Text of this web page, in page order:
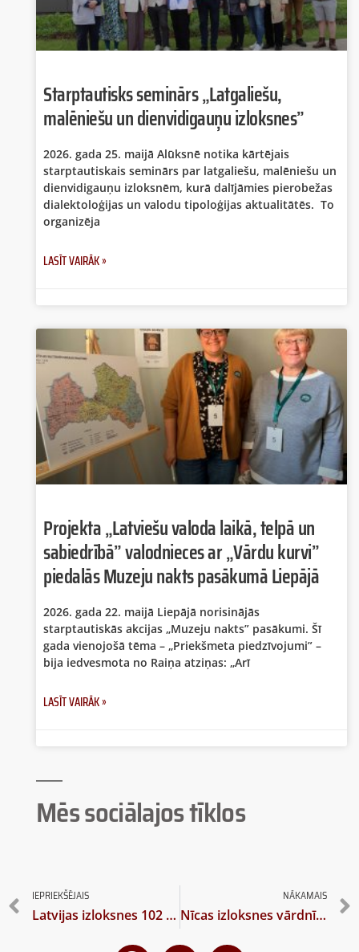
Starptautisks seminārs „Latgaliešu,
malēniešu un dienvidigauņu izloksnes”
2026. gada 25. maijā Alūksnē notika kārtējais
starptautiskais seminārs par latgaliešu, malēniešu un
dienvidigauņu izloksnēm, kurā dalījāmies pierobežas
dialektoloģijas un valodu tipoloģijas aktualitātēs. To
organizēja
LASĪT VAIRĀK »
Projekta „Latviešu valoda laikā, telpā un
sabiedrībā” valodnieces ar „Vārdu kurvi”
piedalās Muzeju nakts pasākumā Liepājā
2026. gada 22. maijā Liepājā norisinājās
starptautiskās akcijas „Muzeju nakts” pasākumi. Šī
gada vienojošā tēma – „Priekšmeta piedzīvojumi” –
bija iedvesmota no Raiņa atziņas: „Arī
LASĪT VAIRĀK »
Mēs sociālajos tīklos
IEPRIEKŠĒJAIS
Latvijas izloksnes 102 kartēs
NĀKAMAIS
Nīcas izloksnes vārdnīcai – trešais sējums